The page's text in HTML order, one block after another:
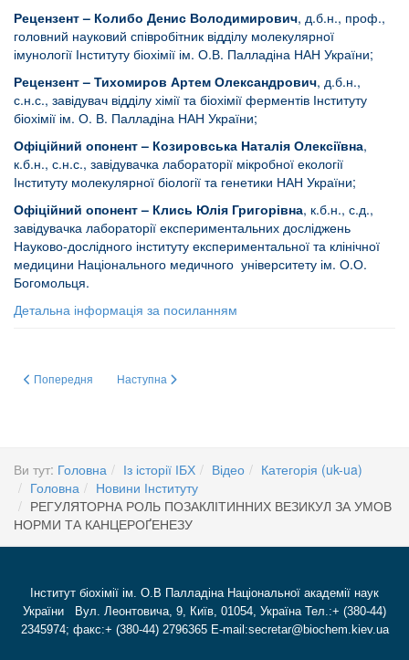
Рецензент – Колибо Денис Володимирович, д.б.н., проф.,
головний науковий співробітник відділу молекулярної
імунології Інституту біохімії ім. О.В. Палладіна НАН України;
Рецензент – Тихомиров Артем Олександрович, д.б.н.,
с.н.с., завідувач відділу хімії та біохімії ферментів Інституту
біохімії ім. О. В. Палладіна НАН України;
Офіційний опонент – Козировська Наталія Олексіївна,
к.б.н., с.н.с., завідувачка лабораторії мікробної екології
Інституту молекулярної біології та генетики НАН України;
Офіційний опонент – Клись Юлія Григорівна, к.б.н., с.д.,
завідувачка лабораторії експериментальних досліджень
Науково-дослідного інституту експериментальної та клінічної
медицини Національного медичного університету ім. О.О.
Богомольця.
Детальна інформація за посиланням
Попередня стаття: Співпраця з Державним закладом «Науково-
Попередня Наступна стаття: Інтерв’ю академіка НАН України
Наступна
Ви тут: Головна Із історії ІБХ Відео
Категорія (uk-ua)
Головна
Новини Інституту
РЕГУЛЯТОРНА РОЛЬ ПОЗАКЛІТИННИХ ВЕЗИКУЛ ЗА УМОВ
НОРМИ ТА КАНЦЕРОҐЕНЕЗУ
Інститут біохімії ім. О.В Палладіна Національної академії наук
України Вул. Леонтовича, 9, Київ, 01054, Україна Тел.:+ (380-44)
2345974; факс:+ (380-44) 2796365 E-mail:secretar@biochem.kiev.ua